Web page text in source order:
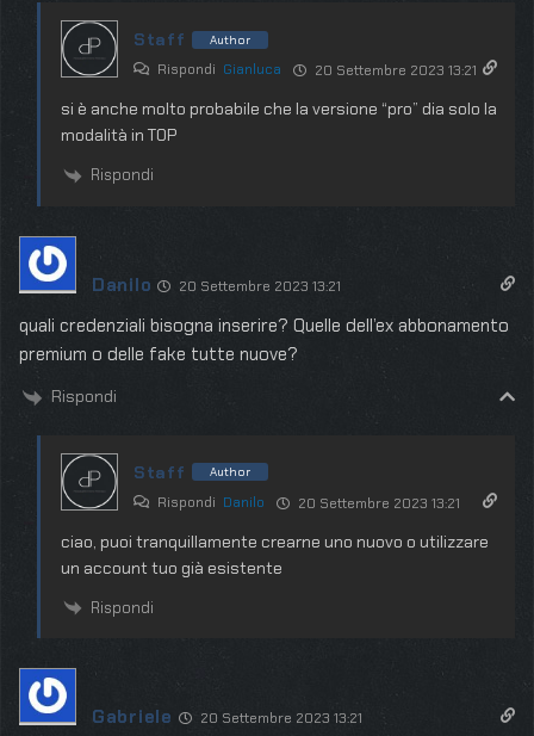
Staff Author
Rispondi Gianluca 20 Settembre 2023 13:21
si è anche molto probabile che la versione “pro” dia solo la
modalità in TOP
Rispondi
Danilo 20 Settembre 2023 13:21
quali credenziali bisogna inserire? Quelle dell’ex abbonamento
premium o delle fake tutte nuove?
Rispondi
Staff Author
Rispondi Danilo 20 Settembre 2023 13:21
ciao, puoi tranquillamente crearne uno nuovo o utilizzare
un account tuo già esistente
Rispondi
Gabriele 20 Settembre 2023 13:21